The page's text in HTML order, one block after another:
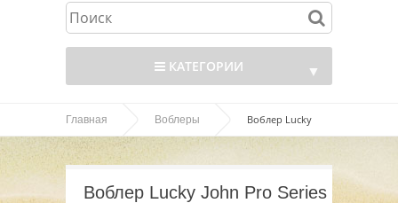
КАТЕГОРИИ ▼
▼
Главная Воблеры Воблер Lucky
John Pro Series Basara 40SP BA40SP-108
Воблер Lucky John Pro Series